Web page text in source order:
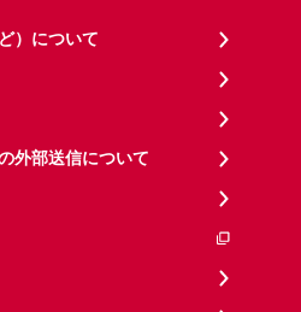
）について
外部送信について